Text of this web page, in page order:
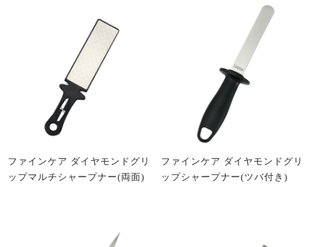
ファインケア ダイヤモンドグリ
ップマルチシャープナー(両面)
ファインケア ダイヤモンドグリ
ップシャープナー(ツバ付き)